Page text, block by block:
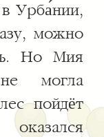
Урба́нии,
можно
Но Мия
могла
пойдёт